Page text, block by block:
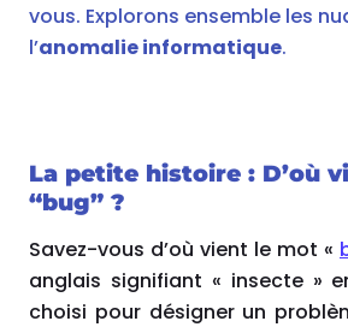
vous. Explorons ensemble les
l’anomalie informatique.
La petite histoire : D’où
“bug” ?
Savez-vous d’où vient le mot «
anglais signifiant « insecte »
choisi pour désigner un